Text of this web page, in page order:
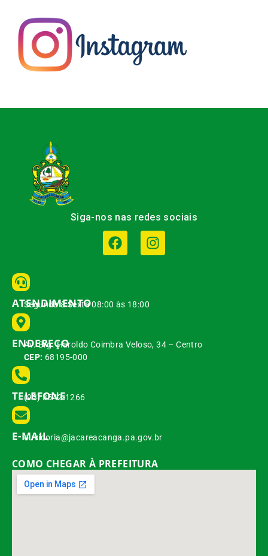
Siga-nos nas redes sociais
ATENDIMENTO
Segunda à Sexta 08:00 às 18:00
ENDEREÇO
Av. Brg. Haroldo Coimbra Veloso, 34 – Centro
CEP: 68195-000
TELEFONE
(93) 3542-1266
E-MAIL
ouvidoria@jacareacanga.pa.gov.br
COMO CHEGAR À PREFEITURA